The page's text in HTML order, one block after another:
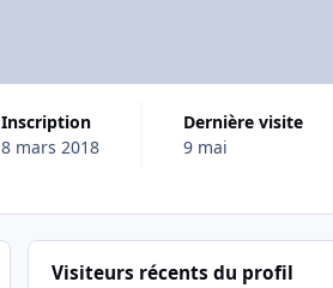
Inscription
8 mars 2018
Dernière visite
9 mai
Visiteurs récents du profil